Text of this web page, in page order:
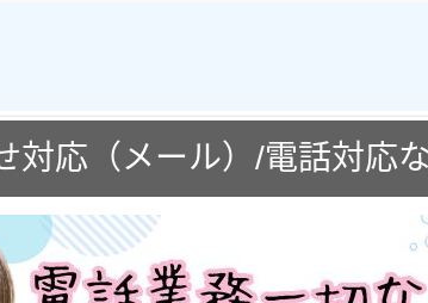
対応（メール）/電話対応